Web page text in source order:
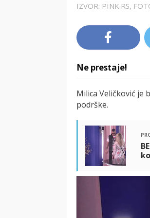
IZVOR: PINK.RS,
Ne prestaje!
Milica Veličković je
podrške.